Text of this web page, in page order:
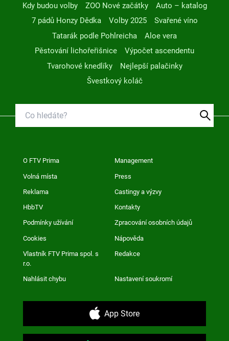
Kdy budou volby
ZOO Nové začátky
Auto – katalog
7 pádů Honzy Dědka
Volby 2025
Svařené víno
Tatarák podle Pohlreicha
Aloe vera
Pěstování lichořeřišnice
Výpočet ascendentu
Tvarohové knedlíky
Nejlepší palačinky
Švestkový koláč
O FTV Prima Management
Volná místa Press
Reklama Castingy a výzvy
HbbTV Kontakty
Podmínky užívání Zpracování osobních údajů
Cookies Nápověda
Vlastník FTV Prima spol. s
r.o.
Redakce
Nahlásit chybu Nastavení soukromí
App Store